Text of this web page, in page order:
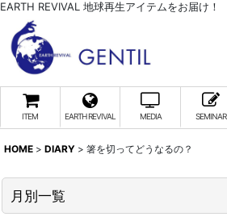
EARTH REVIVAL 地球再生アイテムをお届け！
ITEM EARTH REVIVAL MEDIA SEMINAR
HOME > DIARY > 箸を切ってどうなるの？
月別一覧